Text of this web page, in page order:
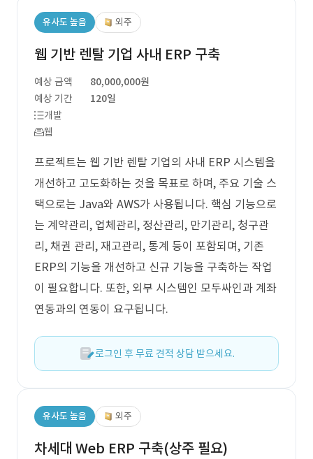
유사도 높음 외주
웹 기반 렌탈 기업 사내 ERP 구축
예상 금액
80,000,000원
예상 기간
120일
개발
웹
프로젝트는 웹 기반 렌탈 기업의 사내 ERP 시스템을
개선하고 고도화하는 것을 목표로 하며, 주요 기술 스
택으로는 Java와 AWS가 사용됩니다. 핵심 기능으로
는 계약관리, 업체관리, 정산관리, 만기관리, 청구관
리, 채권 관리, 재고관리, 통계 등이 포함되며, 기존
ERP의 기능을 개선하고 신규 기능을 구축하는 작업
이 필요합니다. 또한, 외부 시스템인 모두싸인과 계좌
연동과의 연동이 요구됩니다.
로그인 후 무료 견적 상담 받으세요.
유사도 높음 외주
차세대 Web ERP 구축(상주 필요)